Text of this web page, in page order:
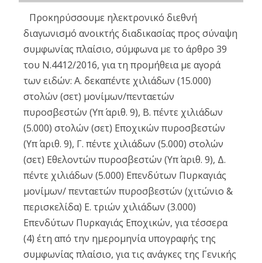
Προκηρύσσουμε ηλεκτρονικό διεθνή
διαγωνισμό ανοικτής διαδικασίας προς σύναψη
συμφωνίας πλαίσιο, σύμφωνα με το άρθρο 39
του Ν.4412/2016, για τη προμήθεια με αγορά
των ειδών: Α. δεκαπέντε χιλιάδων (15.000)
στολών (σετ) μονίμων/πενταετών
πυροσβεστών (Υπ΄ αριθ. 9), Β. πέντε χιλιάδων
(5.000) στολών (σετ) Εποχικών πυροσβεστών
(Υπ΄ αριθ. 9), Γ. πέντε χιλιάδων (5.000) στολών
(σετ) Εθελοντών πυροσβεστών (Υπ΄ αριθ. 9), Δ.
πέντε χιλιάδων (5.000) Επενδύτων Πυρκαγιάς
μονίμων/ πενταετών πυροσβεστών (χιτώνιο &
περισκελίδα) Ε. τριών χιλιάδων (3.000)
Επενδύτων Πυρκαγιάς Εποχικών, για τέσσερα
(4) έτη από την ημερομηνία υπογραφής της
συμφωνίας πλαίσιο, για τις ανάγκες της Γενικής